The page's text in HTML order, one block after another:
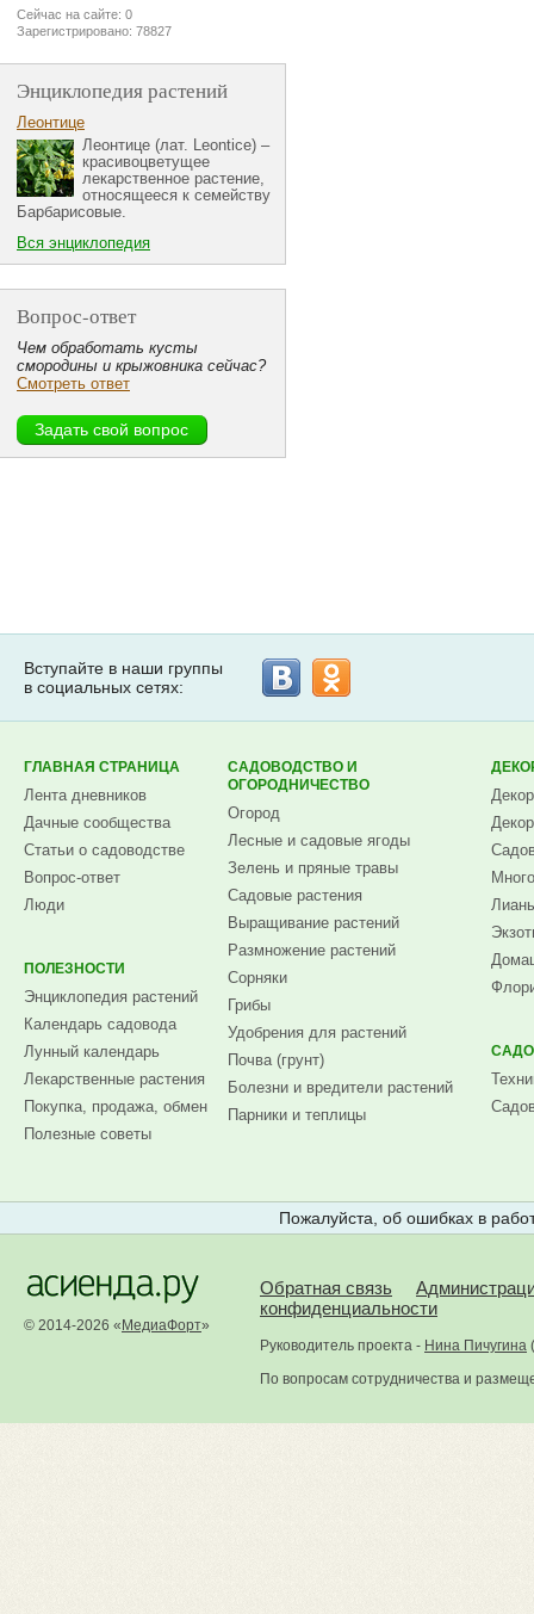
Сейчас на сайте: 0
Зарегистрировано: 78827
Энциклопедия растений
Леонтице
Леонтице (лат. Leontice) –
красивоцветущее
лекарственное растение,
относящееся к семейству
Барбарисовые.
Вся энциклопедия
Вопрос-ответ
Чем обработать кусты
смородины и крыжовника сейчас?
Смотреть ответ
Вступайте в наши группы
в социальных сетях:
ГЛАВНАЯ СТРАНИЦА
Лента дневников
Дачные сообщества
Статьи о садоводстве
Вопрос-ответ
Люди
ПОЛЕЗНОСТИ
Энциклопедия растений
Календарь садовода
Лунный календарь
Лекарственные растения
Покупка, продажа, обмен
Полезные советы
САДОВОДСТВО И
ОГОРОДНИЧЕСТВО
Огород
Лесные и садовые ягоды
Зелень и пряные травы
Садовые растения
Выращивание растений
Размножение растений
Сорняки
Грибы
Удобрения для растений
Почва (грунт)
Болезни и вредители растений
Парники и теплицы
Пожалуйста, об ошибках в
© 2014-2026 « МедиаФорт»
Обратная связь
конфиденциальности
Руководитель проекта - Нина Пичугина (
По вопросам сотрудничества и